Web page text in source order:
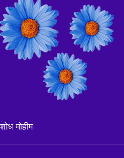
शोध मोहीम